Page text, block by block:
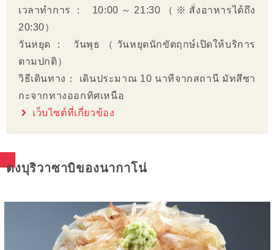
เวลาทำการ： 10:00～21:30（※สั่งอาหารได้ถึง
20:30）
วันหยุด： วันพุธ（วันหยุดนักขัตฤกษ์เปิดให้บริการ
ตามปกติ）
วิธีเดินทาง： เดินประมาณ 10 นาทีจากสถานี มัทสึซา
กะจากทางออกทิศเหนือ
เว็บไซต์ที่เกี่ยวข้อง
ดงบุริวาซาบิของนากาโน่